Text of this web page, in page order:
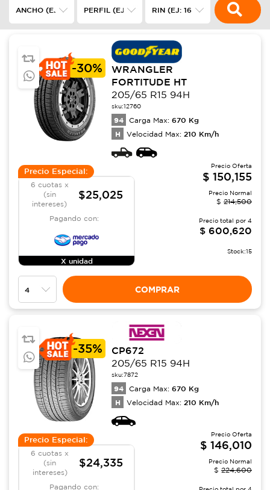
-30%
WRANGLER
FORTITUDE HT
205/65 R15 94H
sku:12760
94 Carga Max: 670 Kg
H Velocidad Max: 210 Km/h
Precio Especial:
6 cuotas x
(sin
intereses)
$25,025
Pagando con:
X unidad
Precio Oferta
$ 150,155
Precio Normal
$ 214,500
Precio total por 4
$ 600,620
Stock:15
COMPRAR
-35%
CP672
205/65 R15 94H
sku:7872
94 Carga Max: 670 Kg
H Velocidad Max: 210 Km/h
Precio Especial:
6 cuotas x
(sin
intereses)
$24,335
Pagando con:
Precio Oferta
$ 146,010
Precio Normal
$ 224,600